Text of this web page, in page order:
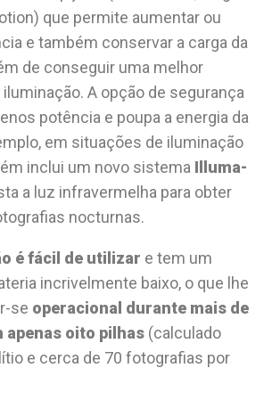
que permite aumentar ou
e também conservar a carga da
de conseguir uma melhor
A opção de segurança
potência e poupa a energia da
em situações de iluminação
inclui um novo sistema Illuma-
a luz infravermelha para obter
nocturnas.
é fácil de utilizar e tem um
incrivelmente baixo, o que lhe
se operacional durante mais de
apenas oito pilhas (calculado
e cerca de 70 fotografias por